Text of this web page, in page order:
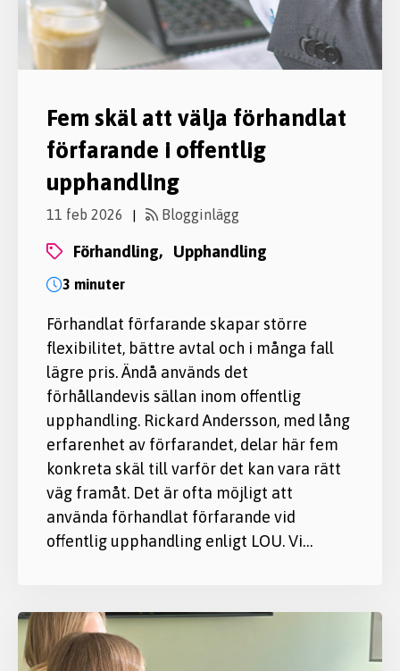
Fem skäl att välja förhandlat
förfarande i offentlig
upphandling
11 feb 2026 | Blogginlägg
förhandling, upphandling
3 minuter
Förhandlat förfarande skapar större
flexibilitet, bättre avtal och i många fall
lägre pris. Ändå används det
förhållandevis sällan inom offentlig
upphandling. Rickard Andersson, med lång
erfarenhet av förfarandet, delar här fem
konkreta skäl till varför det kan vara rätt
väg framåt. Det är ofta möjligt att
använda förhandlat förfarande vid
offentlig upphandling enligt LOU. Vi…